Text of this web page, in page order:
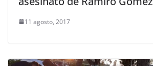
11 agosto, 2017